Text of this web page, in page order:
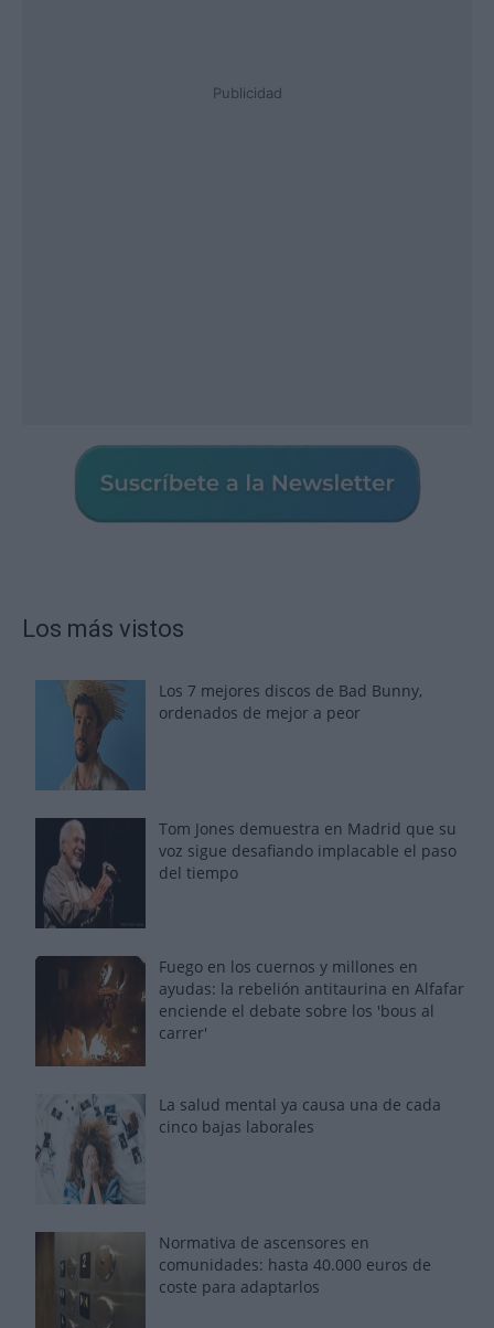
Publicidad
Los más vistos
Los 7 mejores discos de Bad Bunny,
ordenados de mejor a peor
Tom Jones demuestra en Madrid que su
voz sigue desafiando implacable el paso
del tiempo
Fuego en los cuernos y millones en
ayudas: la rebelión antitaurina en Alfafar
enciende el debate sobre los 'bous al
carrer'
La salud mental ya causa una de cada
cinco bajas laborales
Normativa de ascensores en
comunidades: hasta 40.000 euros de
coste para adaptarlos